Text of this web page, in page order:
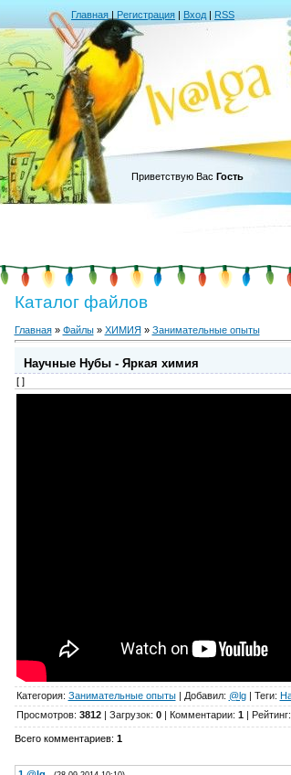
Главная| Регистрация | Вход | RSS
Приветствую Вас Гость
Каталог файлов
Главная» Файлы» ХИМИЯ » Занимательные опыты
Научные Нубы - Яркая химия
[ ]
Категория: Занимательные опыты| Добавил: @lg| Теги:
Просмотров: 3812| Загрузок: 0| Комментарии: 1| Рейтинг:
Всего комментариев: 1